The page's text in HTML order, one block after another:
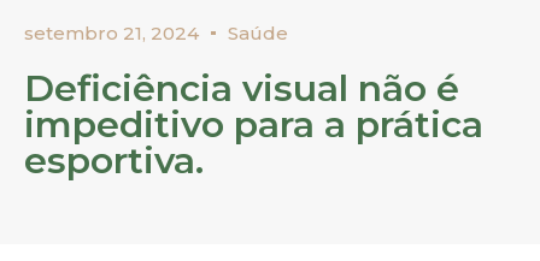
setembro 21, 2024 Saúde
Deficiência visual não é
impeditivo para a prática
esportiva.